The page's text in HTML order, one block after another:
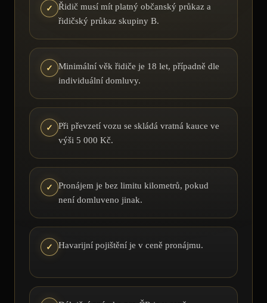
✓
Řidič musí mít platný občanský průkaz a
řidičský průkaz skupiny B.
✓
Minimální věk řidiče je 18 let, případně dle
individuální domluvy.
✓
Při převzetí vozu se skládá vratná kauce ve
výši 5 000 Kč.
✓
Pronájem je bez limitu kilometrů, pokud
není domluveno jinak.
✓ Havarijní pojištění je v ceně pronájmu.